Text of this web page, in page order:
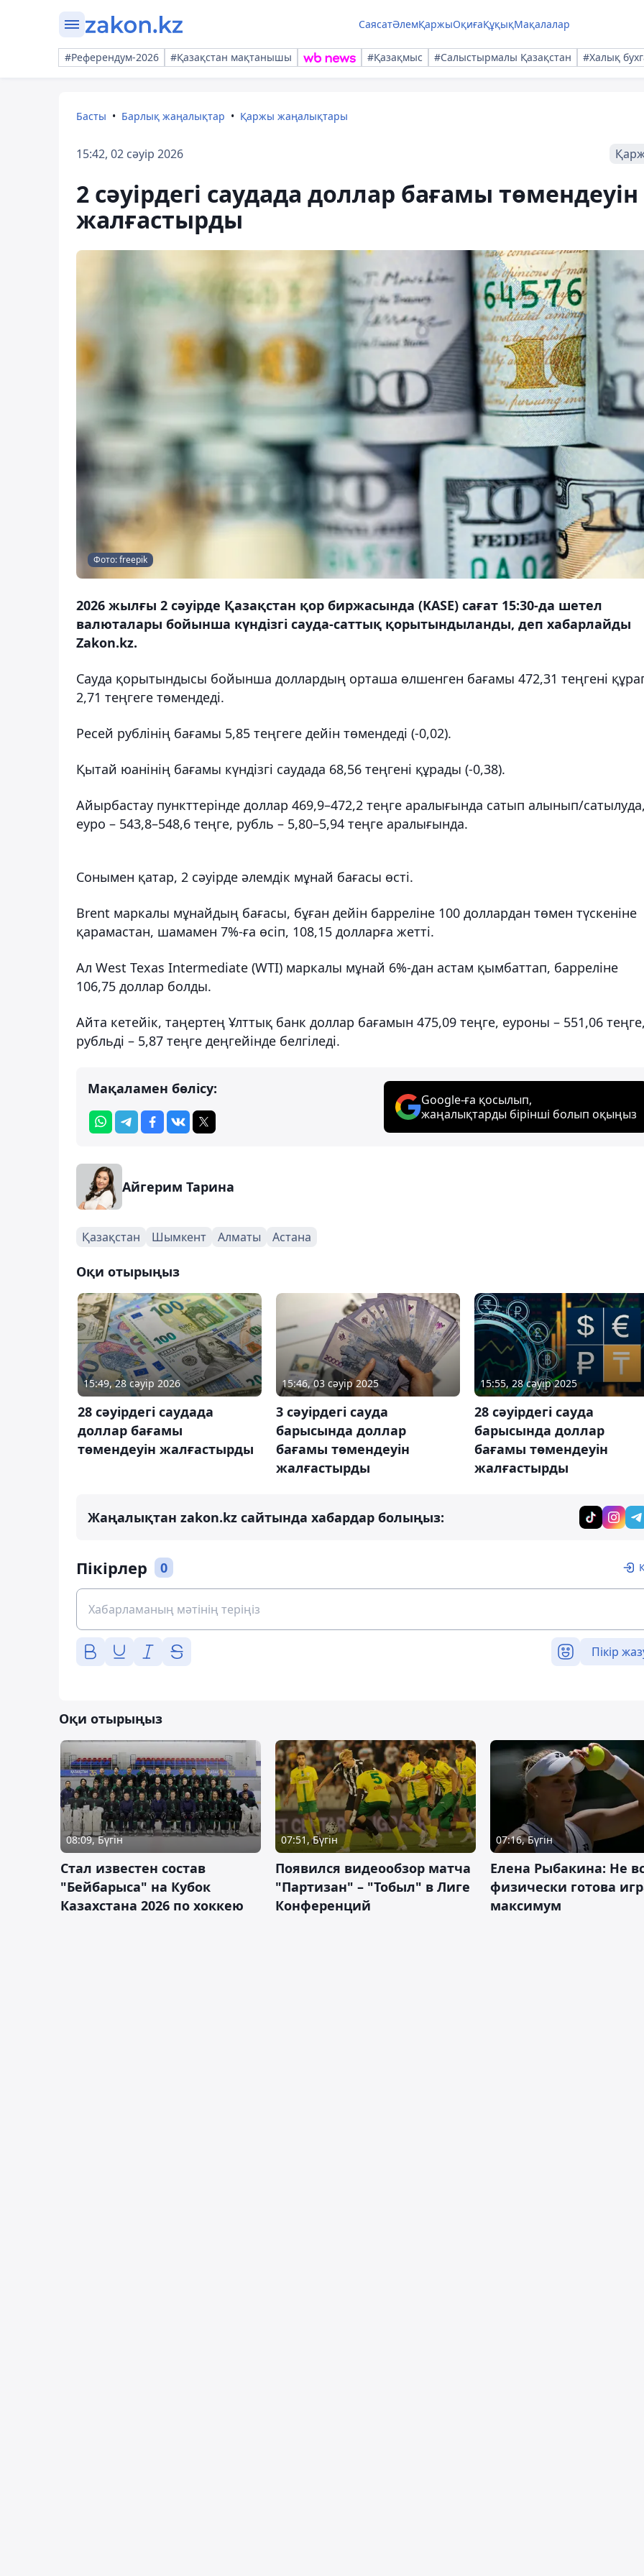
СаясатӘлемҚаржыОқиғаҚұқықМақалалар
#Референдум-2026 #Қазақстан мақтанышы #Қазақмыс #Салыстырмалы Қазақстан #Халық
Басты Барлық жаңалықтар Қаржы жаңалықтары
15:42, 02 сәуір 2026
2 сәуірдегі саудада доллар бағамы төмендеуін
жалғастырды
Фото: freepik
2026 жылғы 2 сәуірде Қазақстан қор биржасында (KASE) сағат 15:30-да шетел
валюталары бойынша күндізгі сауда-саттық қорытындыланды, деп хабарлайды
Zakon.kz.
Сауда қорытындысы бойынша доллардың орташа өлшенген бағамы 472,31 теңгені
2,71 теңгеге төмендеді.
Ресей рублінің бағамы 5,85 теңгеге дейін төмендеді (-0,02).
Қытай юанінің бағамы күндізгі саудада 68,56 теңгені құрады (-0,38).
Айырбастау пункттерінде доллар 469,9–472,2 теңге аралығында сатып алынып/
еуро – 543,8–548,6 теңге, рубль – 5,80–5,94 теңге аралығында.
Сонымен қатар, 2 сәуірде әлемдік мұнай бағасы өсті.
Brent маркалы мұнайдың бағасы, бұған дейін барреліне 100 доллардан төмен түскеніне
қарамастан, шамамен 7%-ға өсіп, 108,15 долларға жетті.
Ал West Texas Intermediate (WTI) маркалы мұнай 6%-дан астам қымбаттап, барреліне
106,75 доллар болды.
Айта кетейік, таңертең Ұлттық банк доллар бағамын 475,09 теңге, еуроны – 551,06
рубльді – 5,87 теңге деңгейінде белгіледі.
Мақаламен бөлісу:
Google-ға қосылып,
жаңалықтарды бірінші болып оқыңыз
Айгерим Тарина
Қазақстан Шымкент Алматы Астана
Оқи отырыңыз
15:49, 28 сәуір 2026
28 сәуірдегі саудада
доллар бағамы
төмендеуін жалғастырды
15:46, 03 сәуір 2025
3 сәуірдегі сауда
барысында доллар
бағамы төмендеуін
жалғастырды
15:55, 28 сәуір 2025
28 сәуірдегі сауда
барысында доллар
бағамы төмендеуін
жалғастырды
Жаңалықтан zakon.kz сайтында хабардар болыңыз:
Пікірлер 0
Пікір
Оқи отырыңыз
08:09, Бүгін
Стал известен состав
"Бейбарыса" на Кубок
Казахстана 2026 по хоккею
07:51, Бүгін
Появился видеообзор матча
"Партизан" – "Тобыл" в Лиге
Конференций
07:16, Бүгін
Елена Рыбакина: Не
физически готова
максимум